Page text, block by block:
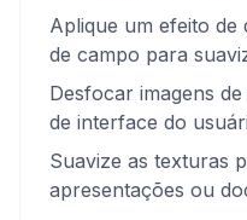
Aplique um efeito de
de campo para
Desfocar imagens
de interface do
Suavize as texturas
apresentações ou